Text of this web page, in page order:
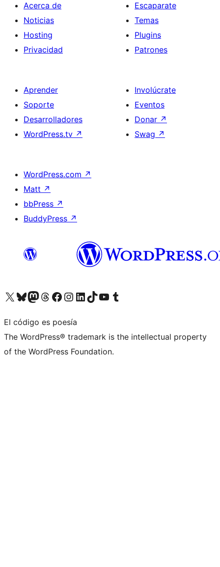
Acerca de
Noticias
Hosting
Privacidad
Escaparate
Temas
Plugins
Patrones
Aprender
Soporte
Desarrolladores
WordPress.tv ↗
Involúcrate
Eventos
Donar ↗
Swag ↗
WordPress.com ↗
Matt ↗
bbPress ↗
BuddyPress ↗
Visita nuestra cuenta de X (anteriormente Twitter)
Visita nuestra cuenta de Bluesky
Visita nuestra cuenta de Mastodon
Visita nuestra cuenta de Threads
Visita nuestra página de Facebook
Visita nuestra cuenta de Instagram
Visita nuestra cuenta de LinkedIn
Visita nuestra cuenta de TikTok
Visita nuestro canal de YouTube
Visita nuestra cuenta de Tumblr
El código es poesía
The WordPress® trademark is the intellectual property
of the WordPress Foundation.